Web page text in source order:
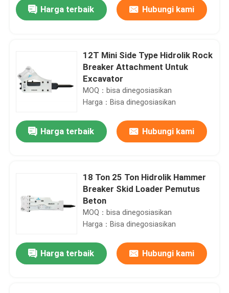
Harga terbaik Hubungi kami
12T Mini Side Type Hidrolik Rock
Breaker Attachment Untuk
Excavator
MOQ：bisa dinegosiasikan
Harga：Bisa dinegosiasikan
Harga terbaik Hubungi kami
18 Ton 25 Ton Hidrolik Hammer
Breaker Skid Loader Pemutus
Beton
MOQ：bisa dinegosiasikan
Harga：Bisa dinegosiasikan
Harga terbaik Hubungi kami